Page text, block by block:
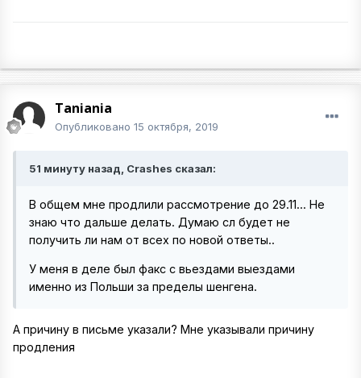
Taniania
Опубликовано 15 октября, 2019
51 минуту назад, Crashes сказал:
В общем мне продлили рассмотрение до 29.11... Не
знаю что дальше делать. Думаю сл будет не
получить ли нам от всех по новой ответы..
У меня в деле был факс с вьездами выездами
именно из Польши за пределы шенгена.
А причину в письме указали? Мне указывали причину
продления